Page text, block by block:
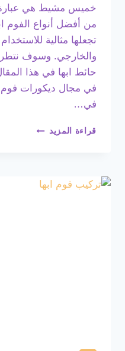
خميس مشيط هي
من أفضل أنواع الفوم
تجعلها مثالية
والخارجي. وسوف
حائط ابها في هذا
في مجال ديكورات فوم
في…
قراءة المزيد معلم
ت:
0508385096